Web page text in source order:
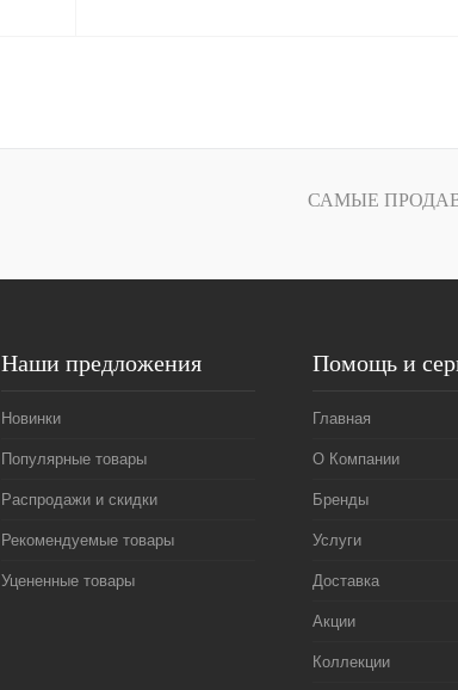
Купить в 1 клик Сравнение
САМЫЕ
Наши предложения
Новинки
Популярные товары
Распродажи и скидки
Рекомендуемые товары
Уцененные товары
Помощь и
Главная
О Компании
Бренды
Услуги
Доставка
Акции
Коллекции